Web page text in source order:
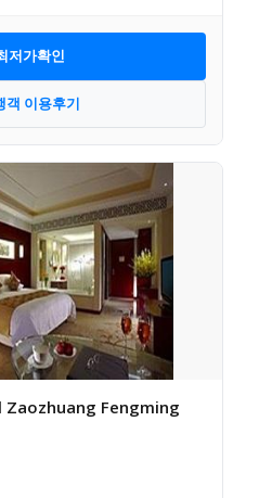
저가확인
객 이용후기
Fengming